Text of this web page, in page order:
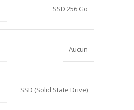
SSD 256 Go
Aucun
SSD (Solid State Drive)